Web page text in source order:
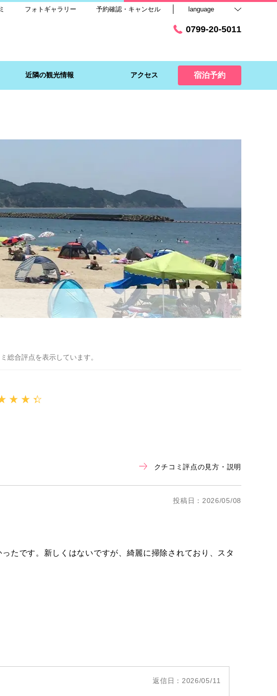
フォトギャラリー 予約確認・キャンセル language
0799-20-5011
近隣の観光情報 アクセス 宿泊予約
総合評点を表示しています。
クチコミ評点の見方・説明
投稿日：2026/05/08
たです。新しくはないですが、綺麗に掃除されており、スタ
返信日：2026/05/11